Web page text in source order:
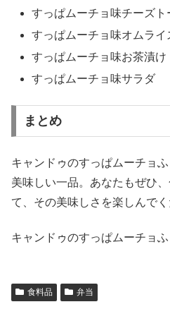
すっぱムーチョ味チーズト
すっぱムーチョ味オムライ
すっぱムーチョ味お茶漬け
すっぱムーチョ味サラダ
まとめ
キャンドゥのすっぱムーチョ
美味しい一品。あなたもぜひ
て、その美味しさを楽しんでく
キャンドゥのすっぱムーチョふ
食料品 弁当